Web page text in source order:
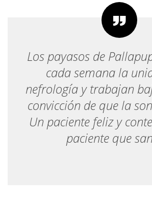
Los payasos de
cada semana la
nefrología y trabajan
convicción de que la
Un paciente feliz y
paciente que